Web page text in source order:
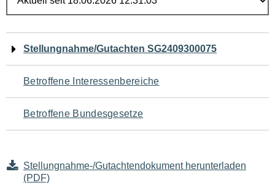
Navigation
für
den
Seiteninhalt
Stellungnahme/Gutachten SG2409300075
Betroffene Interessenbereiche
Betroffene Bundesgesetze
Stellungnahme-/Gutachtendokument herunterladen
(PDF)